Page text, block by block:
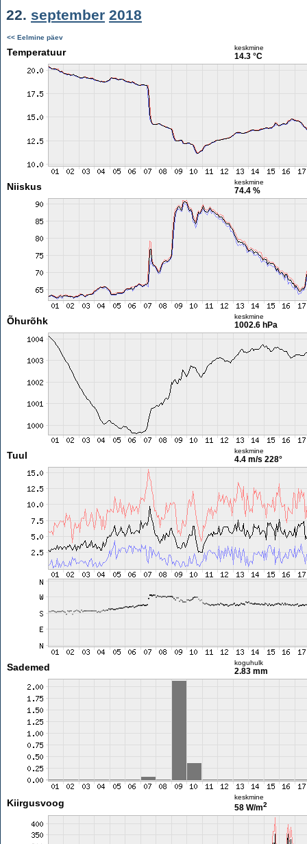
22. september 2018
<< Eelmine päev
Temperatuur keskmine
14.3 °C
Niiskus keskmine
74.4 %
Õhurõhk keskmine
1002.6 hPa
Tuul keskmine
4.4 m/s 228°
Sademed koguhulk
2.83 mm
Kiirgusvoog
keskmine
58 W/m2